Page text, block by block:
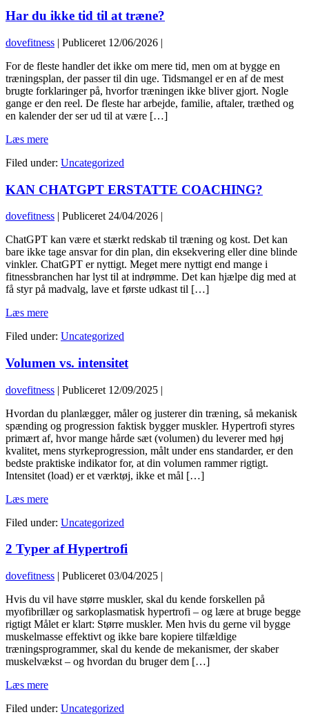
DU
MELLEM
DINE
SÆT?
Har du ikke tid til at træne?
dovefitness | Publiceret 12/06/2026 |
For de fleste handler det ikke om mere tid, men om at bygge en
træningsplan, der passer til din uge. Tidsmangel er en af de mest
brugte forklaringer på, hvorfor træningen ikke bliver gjort. Nogle
gange er den reel. De fleste har arbejde, familie, aftaler, træthed og
en kalender der ser ud til at være […]
Læs mereHar
ikke
til
træne?
Filed under: Uncategorized
KAN CHATGPT ERSTATTE COACHING?
dovefitness | Publiceret 24/04/2026 |
ChatGPT kan være et stærkt redskab til træning og kost. Det kan
bare ikke tage ansvar for din plan, din eksekvering eller dine blinde
vinkler. ChatGPT er nyttigt. Meget mere nyttigt end mange i
fitnessbranchen har lyst til at indrømme. Det kan hjælpe dig med at
få styr på madvalg, lave et første udkast til […]
Læs mereKAN
ERSTATTE
Filed under: Uncategorized
Volumen vs. intensitet
dovefitness | Publiceret 12/09/2025 |
Hvordan du planlægger, måler og justerer din træning, så mekanisk
spænding og progression faktisk bygger muskler. Hypertrofi styres
primært af, hvor mange hårde sæt (volumen) du leverer med høj
kvalitet, mens styrkeprogression, målt under ens standarder, er den
bedste praktiske indikator for, at din volumen rammer rigtigt.
Intensitet (load) er et værktøj, ikke et mål […]
Læs mereVolumen
intensitet
Filed under: Uncategorized
2 Typer af Hypertrofi
dovefitness | Publiceret 03/04/2025 |
Hvis du vil have større muskler, skal du kende forskellen på
myofibrillær og sarkoplasmatisk hypertrofi – og lære at bruge begge
rigtigt Målet er klart: Større muskler. Men hvis du gerne vil bygge
muskelmasse effektivt og ikke bare kopiere tilfældige
træningsprogrammer, skal du kende de mekanismer, der skaber
muskelvækst – og hvordan du bruger dem […]
Læs mere2
af
Filed under: Uncategorized